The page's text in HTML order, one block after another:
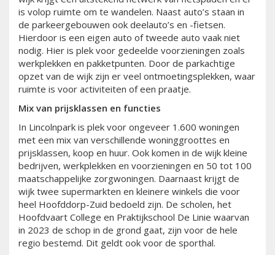
is volop ruimte om te wandelen. Naast auto’s staan in
de parkeergebouwen ook deelauto’s en -fietsen.
Hierdoor is een eigen auto of tweede auto vaak niet
nodig. Hier is plek voor gedeelde voorzieningen zoals
werkplekken en pakketpunten. Door de parkachtige
opzet van de wijk zijn er veel ontmoetingsplekken, waar
ruimte is voor activiteiten of een praatje.
Mix van prijsklassen en functies
In Lincolnpark is plek voor ongeveer 1.600 woningen
met een mix van verschillende woninggroottes en
prijsklassen, koop en huur. Ook komen in de wijk kleine
bedrijven, werkplekken en voorzieningen en 50 tot 100
maatschappelijke zorgwoningen. Daarnaast krijgt de
wijk twee supermarkten en kleinere winkels die voor
heel Hoofddorp-Zuid bedoeld zijn. De scholen, het
Hoofdvaart College en Praktijkschool De Linie waarvan
in 2023 de schop in de grond gaat, zijn voor de hele
regio bestemd. Dit geldt ook voor de sporthal.